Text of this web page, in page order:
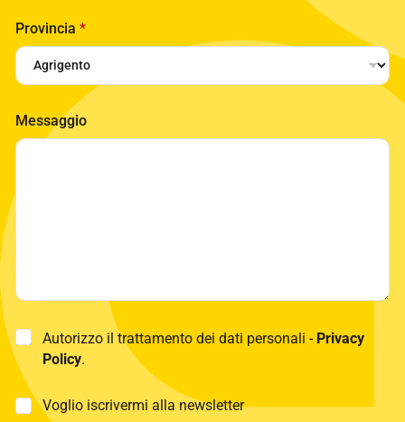
Provincia *
Messaggio
P
i
a
Autorizzo il trattamento dei dati personali - Privacy
Policy.
M
Voglio iscrivermi alla newsletter